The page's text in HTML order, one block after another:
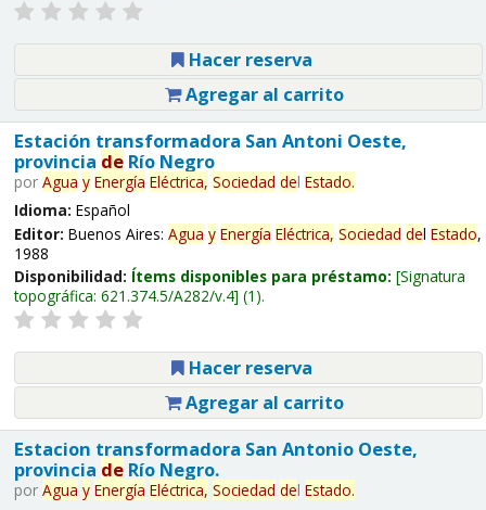
Hacer reserva
Agregar al carrito
Estación transformadora San Antoni Oeste,
provincia deRío Negro
por Agua y Energía Eléctrica, Sociedad del Estado.
Idioma: Español
Editor: Buenos Aires: Agua y Energía Eléctrica, Sociedad del Estado,
1988
Disponibilidad: Ítems disponibles para préstamo: Signatura
topográfica: 621.374.5/A282/v.4 (1).
Hacer reserva
Agregar al carrito
Estacion transformadora San Antonio Oeste,
provincia deRío Negro.
por Agua y Energía Eléctrica, Sociedad del Estado.